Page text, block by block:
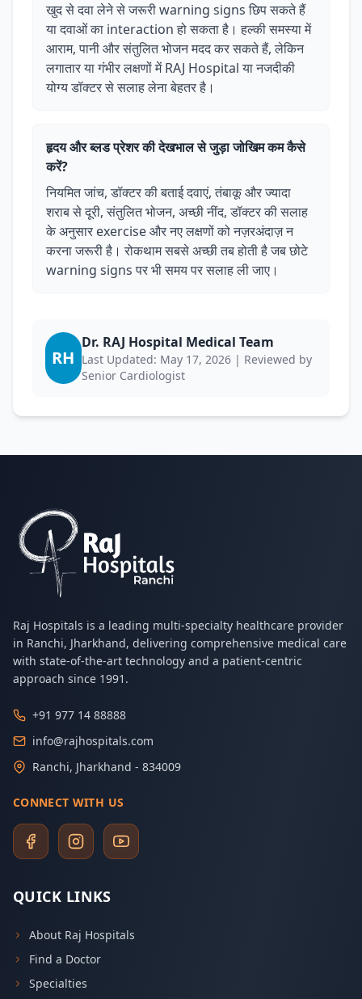
खुद से दवा लेने से जरूरी warning signs छिप सकते हैं
या दवाओं का interaction हो सकता है। हल्की समस्या में
आराम, पानी और संतुलित भोजन मदद कर सकते हैं, लेकिन
लगातार या गंभीर लक्षणों में RAJ Hospital या नजदीकी
योग्य डॉक्टर से सलाह लेना बेहतर है।
हृदय और ब्लड प्रेशर की देखभाल से जुड़ा जोखिम कम कैसे
करें?
नियमित जांच, डॉक्टर की बताई दवाएं, तंबाकू और ज्यादा
शराब से दूरी, संतुलित भोजन, अच्छी नींद, डॉक्टर की सलाह
के अनुसार exercise और नए लक्षणों को नज़रअंदाज़ न
करना जरूरी है। रोकथाम सबसे अच्छी तब होती है जब छोटे
warning signs पर भी समय पर सलाह ली जाए।
RH
Dr. RAJ Hospital Medical Team
Last Updated: May 17, 2026 | Reviewed by
Senior Cardiologist
Raj Hospitals is a leading multi-specialty healthcare provider
in Ranchi, Jharkhand, delivering comprehensive medical care
with state-of-the-art technology and a patient-centric
approach since 1991.
+91 977 14 88888
info@rajhospitals.com
Ranchi, Jharkhand - 834009
CONNECT WITH US
QUICK LINKS
About Raj Hospitals
Find a Doctor
Specialties